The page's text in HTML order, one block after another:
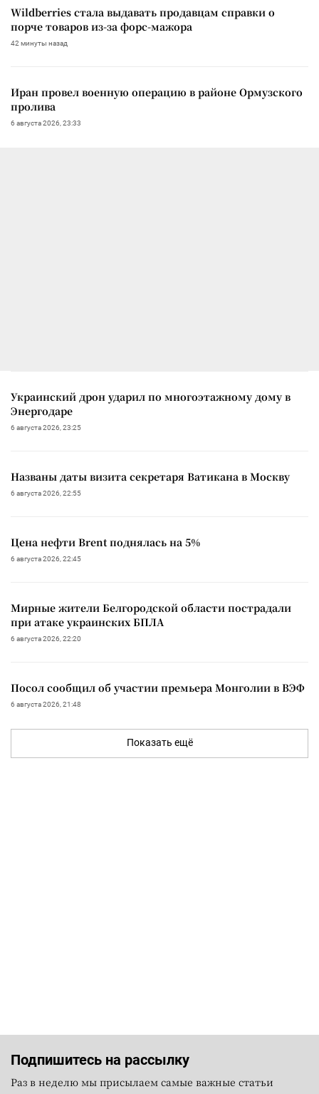
Wildberries стала выдавать продавцам справки о
порче товаров из-за форс-мажора
42 минуты назад
Иран провел военную операцию в районе Ормузского
пролива
6 августа 2026, 23:33
Украинский дрон ударил по многоэтажному дому в
Энергодаре
6 августа 2026, 23:25
Названы даты визита секретаря Ватикана в Москву
6 августа 2026, 22:55
Цена нефти Brent поднялась на 5%
6 августа 2026, 22:45
Мирные жители Белгородской области пострадали
при атаке украинских БПЛА
6 августа 2026, 22:20
Посол сообщил об участии премьера Монголии в ВЭФ
6 августа 2026, 21:48
Показать ещё
Подпишитесь на рассылку
Раз в неделю мы присылаем самые важные статьи